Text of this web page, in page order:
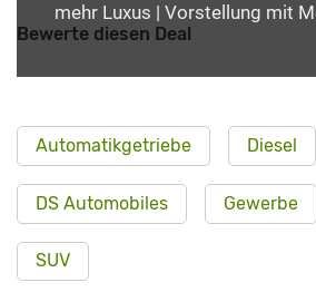
mehr Luxus | Vorstellung mit
Bewerte diesen Deal
Automatikgetriebe Diesel
DS Automobiles Gewerbe
SUV